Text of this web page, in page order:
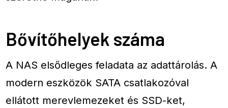
Bővítőhelyek száma
A NAS elsődleges feladata az adattárolás. A
modern eszközök SATA csatlakozóval
ellátott merevlemezeket és SSD-ket,